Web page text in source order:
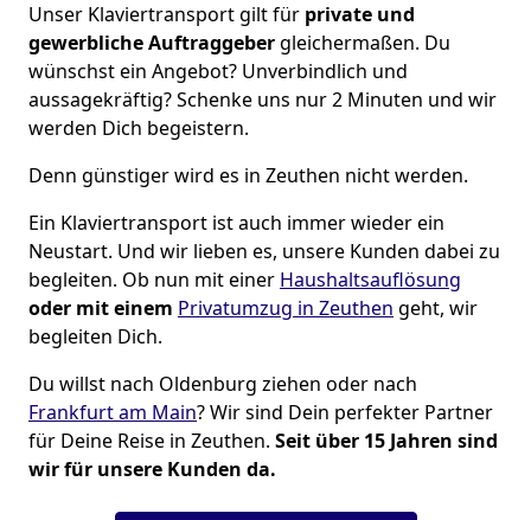
Unser Klaviertransport gilt für private und
gewerbliche Auftraggebergleichermaßen. Du
wünschst ein Angebot? Unverbindlich und
aussagekräftig? Schenke uns nur 2 Minuten und wir
werden Dich begeistern.
Denn günstiger wird es in Zeuthen nicht werden.
Ein Klaviertransport ist auch immer wieder ein
Neustart. Und wir lieben es, unsere Kunden dabei zu
begleiten. Ob nun mit einer Haushaltsauflösung
oder mit einem Privatumzug in Zeuthen geht, wir
begleiten Dich.
Du willst nach Oldenburg ziehen oder nach
Frankfurt am Main? Wir sind Dein perfekter Partner
für Deine Reise in Zeuthen. Seit über 15 Jahren sind
wir für unsere Kunden da.